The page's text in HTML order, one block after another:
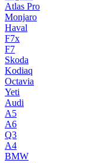
Atlas Pro
Monjaro
Haval
F7x
F7
Skoda
Kodiaq
Octavia
Yeti
Audi
A5
A6
Q3
A4
BMW